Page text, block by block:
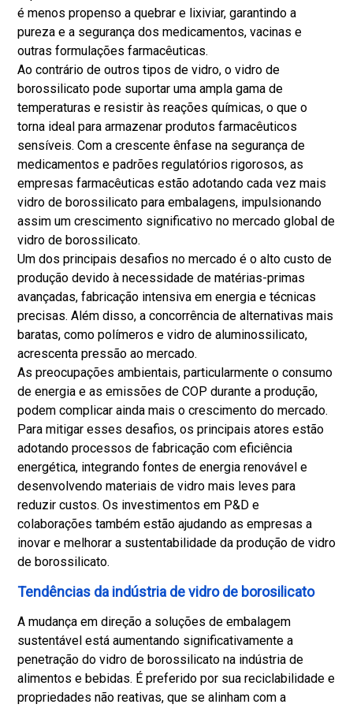
é menos propenso a quebrar e lixiviar, garantindo a
pureza e a segurança dos medicamentos, vacinas e
outras formulações farmacêuticas.
Ao contrário de outros tipos de vidro, o vidro de
borossilicato pode suportar uma ampla gama de
temperaturas e resistir às reações químicas, o que o
torna ideal para armazenar produtos farmacêuticos
sensíveis. Com a crescente ênfase na segurança de
medicamentos e padrões regulatórios rigorosos, as
empresas farmacêuticas estão adotando cada vez mais
vidro de borossilicato para embalagens, impulsionando
assim um crescimento significativo no mercado global de
vidro de borossilicato.
Um dos principais desafios no mercado é o alto custo de
produção devido à necessidade de matérias-primas
avançadas, fabricação intensiva em energia e técnicas
precisas. Além disso, a concorrência de alternativas mais
baratas, como polímeros e vidro de aluminossilicato,
acrescenta pressão ao mercado.
As preocupações ambientais, particularmente o consumo
de energia e as emissões de COP durante a produção,
podem complicar ainda mais o crescimento do mercado.
Para mitigar esses desafios, os principais atores estão
adotando processos de fabricação com eficiência
energética, integrando fontes de energia renovável e
desenvolvendo materiais de vidro mais leves para
reduzir custos. Os investimentos em P&D e
colaborações também estão ajudando as empresas a
inovar e melhorar a sustentabilidade da produção de vidro
de borossilicato.
Tendências da indústria de vidro de borosilicato
A mudança em direção a soluções de embalagem
sustentável está aumentando significativamente a
penetração do vidro de borossilicato na indústria de
alimentos e bebidas. É preferido por sua reciclabilidade e
propriedades não reativas, que se alinham com a